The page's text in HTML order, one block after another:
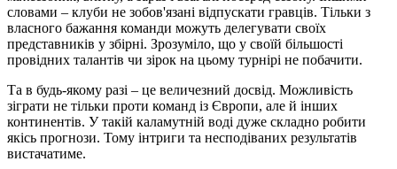
словами – клуби не зобов'язані відпускати гравців. Тільки з
власного бажання команди можуть делегувати своїх
представників у збірні. Зрозуміло, що у своїй більшості
провідних талантів чи зірок на цьому турнірі не побачити.
Та в будь-якому разі – це величезний досвід. Можливість
зіграти не тільки проти команд із Європи, але й інших
континентів. У такій каламутній воді дуже складно робити
якісь прогнози. Тому інтриги та несподіваних результатів
вистачатиме.